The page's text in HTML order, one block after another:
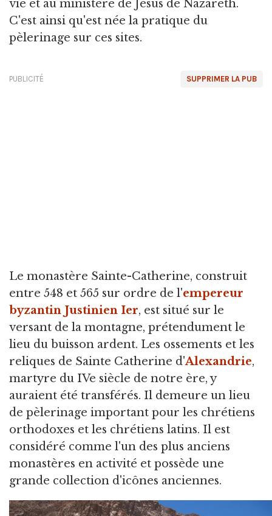
vie et au ministère de Jésus de Nazareth.
C'est ainsi qu'est née la pratique du
pèlerinage sur ces sites.
SUPPRIMER LA PUB
PUBLICITÉ
Le monastère Sainte-Catherine, construit
entre 548 et 565 sur ordre de l'empereur
byzantin Justinien Ier, est situé sur le
versant de la montagne, prétendument le
lieu du buisson ardent. Les ossements et les
reliques de Sainte Catherine d'Alexandrie,
martyre du IVe siècle de notre ère, y
auraient été transférés. Il demeure un lieu
de pèlerinage important pour les chrétiens
orthodoxes et les chrétiens latins. Il est
considéré comme l'un des plus anciens
monastères en activité et possède une
grande collection d'icônes anciennes.